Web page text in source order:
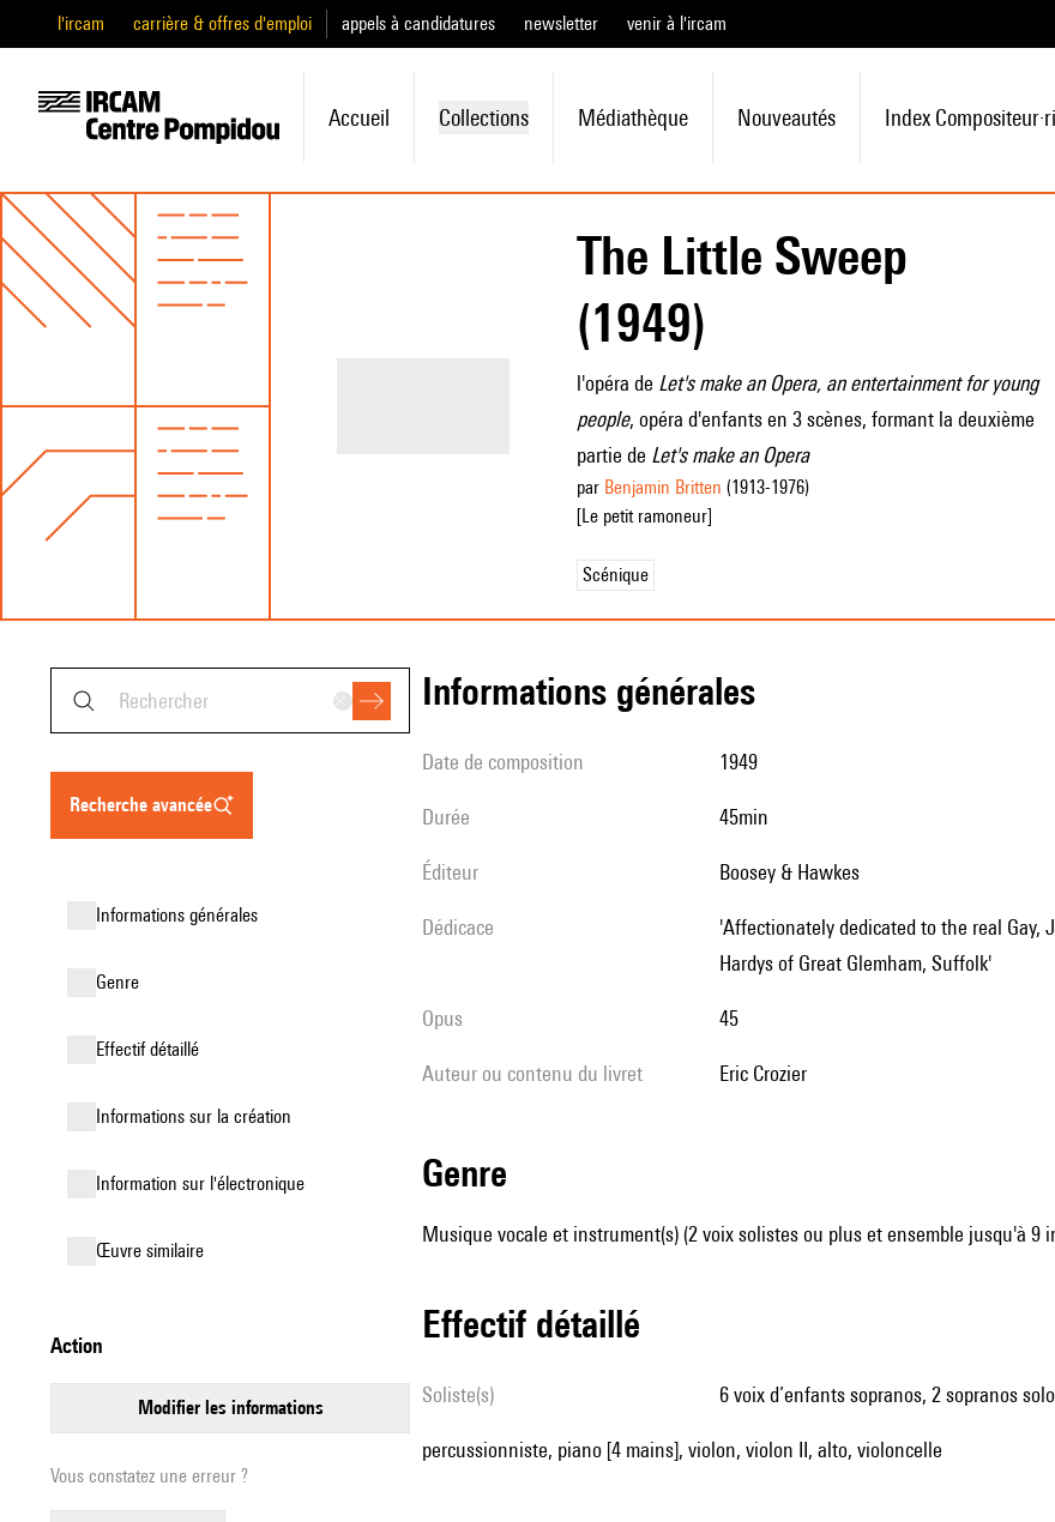
l'ircam carrière & offres d'emploi appels à candidatures newsletter venir à l'ircam
Accueil Collections Médiathèque Nouveautés Index
The Little Sweep
(1949)
l'opéra de Let's make an Opera, an entertainment for young
people, opéra d'enfants en 3 scènes, formant la deuxième
partie de Let's make an Opera
par Benjamin Britten (1913-1976)
[Le petit ramoneur]
Scénique
recherche avancée
informations générales
genre
effectif détaillé
informations sur la création
Information sur l'électronique
œuvre similaire
action
modifier les informations
Vous constatez une erreur ?
informations générales
date de composition 1949
durée 45min
éditeur Boosey & Hawkes
Dédicace
'Affectionately dedicated to the real Gay, Juliet, Sophie, Tina, Hughie, Jonny and Sammy - the Gathorne-
Hardys of Great Glemham, Suffolk'
Opus 45
Auteur ou contenu du livret Eric Crozier
genre
Musique vocale et instrument(s) (2 voix solistes ou plus et ensemble jusqu'à 9
effectif détaillé
Soliste(s) 6 voix d’enfants sopranos, 2 sopranos
percussionniste, piano [4 mains], violon, violon II, alto, violoncelle